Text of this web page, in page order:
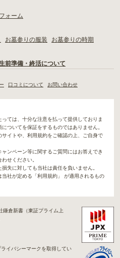
ォーム
お墓参りの服装
お墓参りの時期
前準備・終活について
口コミについて お問い合わせ
ては、十分な注意を払って提供しておりま
ついてを保証をするものではありません。
イトや、利用規約をご確認の上、ご自身で
ンペーン等に関するご質問にはお答えでき
せください。
失に対しても当社は責任を負いません。
社が定める「利用規約」 が適用されるもの
鎌倉新書（東証プライム上
イバシーマークを取得してい